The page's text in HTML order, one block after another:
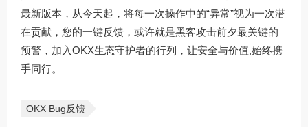
最新版本，从今天起，将每一次操作中的“异常”视为一次潜
在贡献，您的一键反馈，或许就是黑客攻击前夕最关键的
预警，加入OKX生态守护者的行列，让安全与价值,始终携
手同行。
OKX Bug反馈